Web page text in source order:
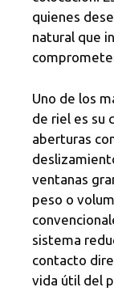
quienes
natural que
Uno de los
de riel es su
aberturas
ventanas
peso o
sistema
contacto
vida útil del